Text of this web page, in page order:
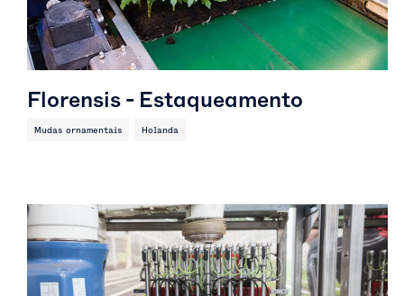
Florensis - Estaqueamento
Mudas ornamentais Holanda